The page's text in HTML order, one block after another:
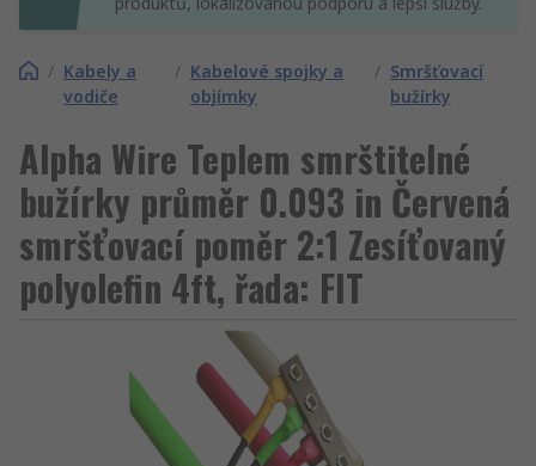
/ Kabely a
vodiče
/ Kabelové spojky a
objímky
/ Smršťovací
bužírky
Alpha Wire Teplem smrštitelné
bužírky průměr 0.093 in Červená
smršťovací poměr 2:1 Zesíťovaný
polyolefin 4ft, řada: FIT